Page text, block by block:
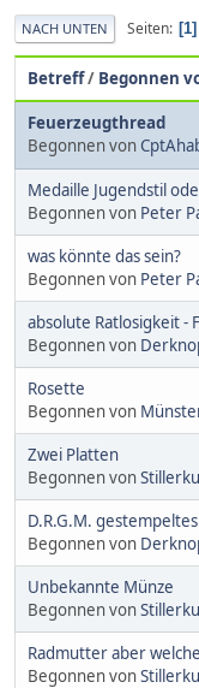
NACH UNTEN Seiten 1
Betreff/ Begonnen
Feuerzeugthread
Begonnen von
Medaille Jugendstil
Begonnen von Peter
was könnte das sein?
Begonnen von Peter
absolute Ratlosigkeit -
Begonnen von
Rosette
Begonnen von
Zwei Platten
Begonnen von
D.R.G.M.
Begonnen von
Unbekannte Münze
Begonnen von
Radmutter aber welche
Begonnen von